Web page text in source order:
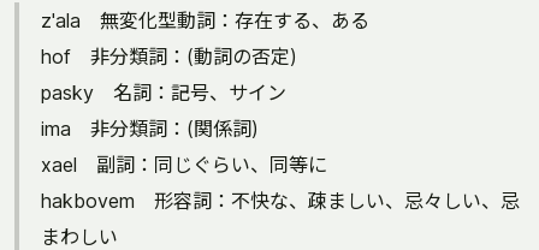
z'ala 無変化型動詞：存在する、ある
hof 非分類詞：(動詞の否定)
pasky 名詞：記号、サイン
ima 非分類詞：(関係詞)
xael 副詞：同じぐらい、同等に
hakbovem 形容詞：不快な、疎ましい、忌々しい、忌
まわしい